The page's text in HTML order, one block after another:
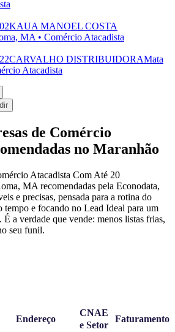
KAUA MANOEL COSTA
MA • Comércio Atacadista
CARVALHO DISTRIBUIDORAMata
Atacadista
de Comércio
no Maranhão
Atacadista Com Até 20
MA recomendadas pela Econodata,
e precisas, pensada para a rotina do
tempo e focando no Lead Ideal para um
a verdade que vende: menos listas frias,
seu funil.
Endereço
CNAE
e Setor
Faturamento